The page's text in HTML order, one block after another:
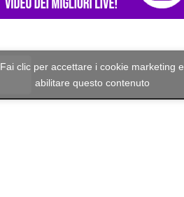
Fai clic per accettare i cookie marketing e
abilitare questo contenuto